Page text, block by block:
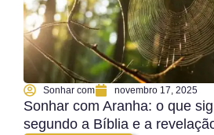
Sonhar com novembro 17, 2025
Sonhar com Aranha: o que
segundo a Bíblia e a